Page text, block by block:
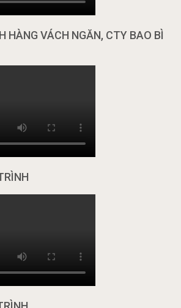
HÀNG VÁCH NGĂN, CTY BAO BÌ